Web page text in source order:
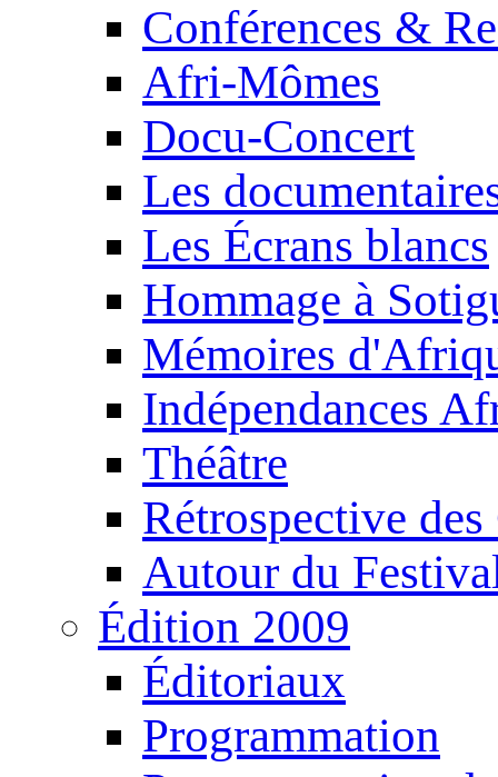
Conférences &
Afri-Mômes
Docu-Concert
Les
Les Écrans blancs
Hommage à
Mémoires
Indépendances
Théâtre
Rétrospective
Autour du
Édition 2009
Éditoriaux
Programmation